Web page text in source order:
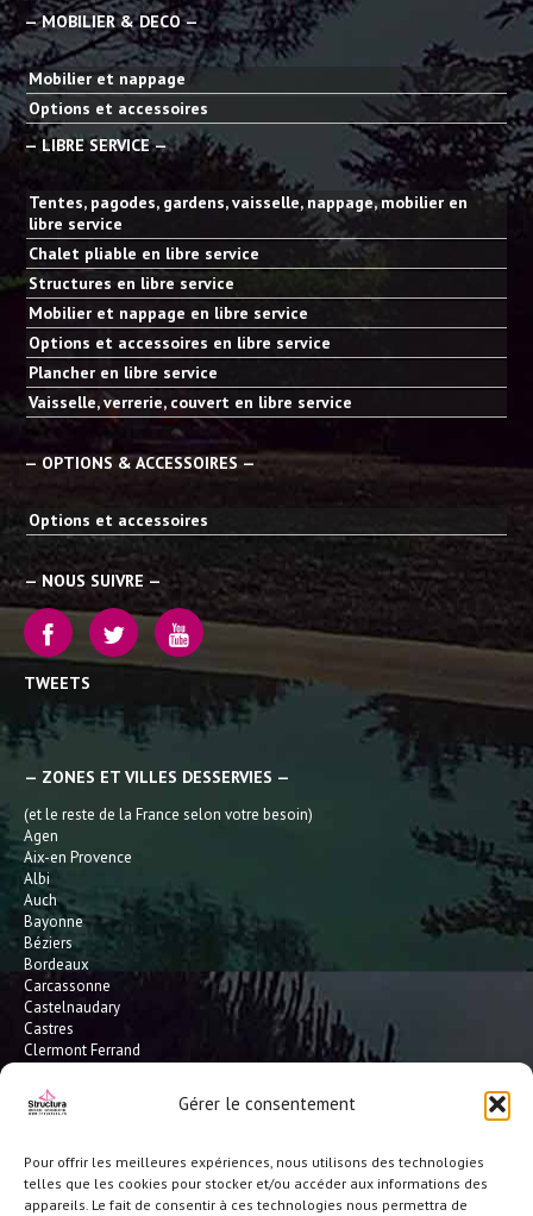
Gérer le consentement
Pour offrir les meilleures expériences, nous utilisons des technologies
telles que les cookies pour stocker et/ou accéder aux informations des
appareils. Le fait de consentir à ces technologies nous permettra de
— MOBILIER & DECO —
Mobilier et nappage
Options et accessoires
— LIBRE SERVICE —
Tentes, pagodes, gardens, vaisselle, nappage, mobilier en
libre service
Chalet pliable en libre service
Structures en libre service
Mobilier et nappage en libre service
Options et accessoires en libre service
Plancher en libre service
Vaisselle, verrerie, couvert en libre service
— OPTIONS & ACCESSOIRES —
Options et accessoires
— NOUS SUIVRE —
TWEETS
— ZONES ET VILLES DESSERVIES —
(et le reste de la France selon votre besoin)
Agen
Aix-en Provence
Albi
Auch
Bayonne
Béziers
Bordeaux
Carcassonne
Castelnaudary
Castres
Clermont Ferrand
Gaillac
Hossegor
Limoges
L'Isle Jourdain
Montauban